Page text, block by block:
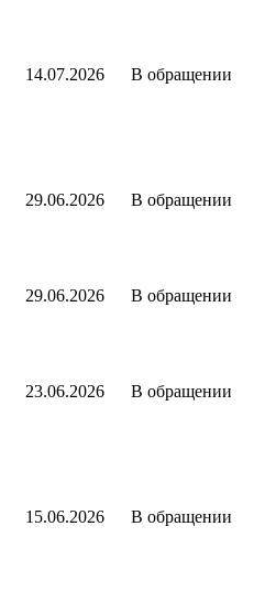
14.07.2026 В обращении
29.06.2026 В обращении
29.06.2026 В обращении
23.06.2026 В обращении
15.06.2026 В обращении